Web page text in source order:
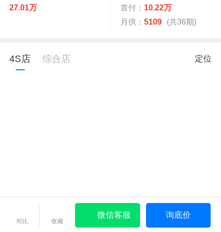
27.01万 首付： 10.22万
月供： 5109 (共36期)
4S店 综合店 定位
对比 收藏
微信客服 询底价